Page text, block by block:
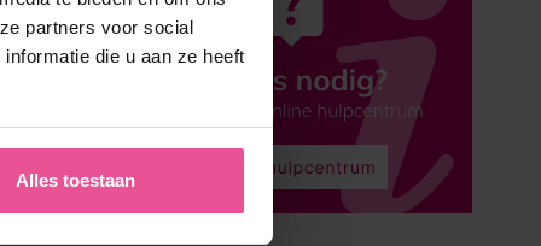
partners voor social
die u aan ze heeft
Alles toestaan